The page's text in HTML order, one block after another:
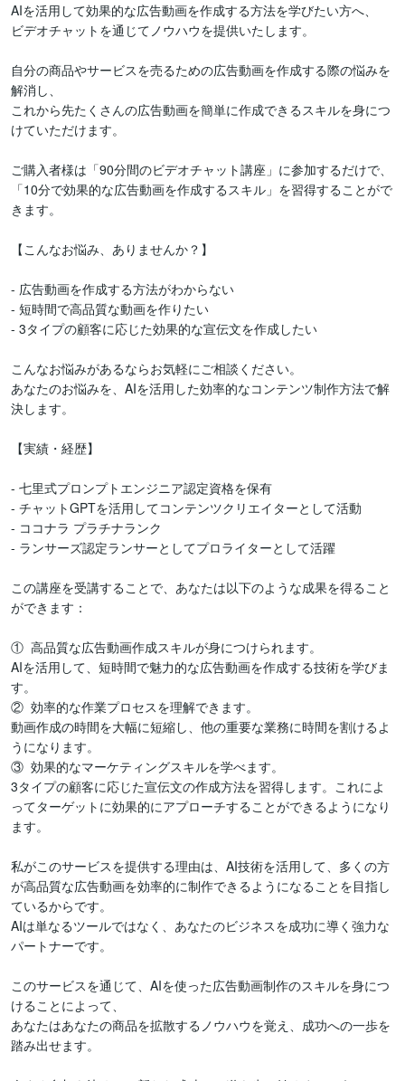
AIを活用して効果的な広告動画を作成する方法を学びたい方へ、
ビデオチャットを通じてノウハウを提供いたします。
自分の商品やサービスを売るための広告動画を作成する際の悩みを
解消し、
これから先たくさんの広告動画を簡単に作成できるスキルを身につ
けていただけます。
ご購入者様は「90分間のビデオチャット講座」に参加するだけで、
「10分で効果的な広告動画を作成するスキル」を習得することがで
きます。
【こんなお悩み、ありませんか？】
- 広告動画を作成する方法がわからない
- 短時間で高品質な動画を作りたい
- 3タイプの顧客に応じた効果的な宣伝文を作成したい
こんなお悩みがあるならお気軽にご相談ください。
あなたのお悩みを、AIを活用した効率的なコンテンツ制作方法で解
決します。
【実績・経歴】
- 七里式プロンプトエンジニア認定資格を保有
- チャットGPTを活用してコンテンツクリエイターとして活動
- ココナラ プラチナランク
- ランサーズ認定ランサーとしてプロライターとして活躍
この講座を受講することで、あなたは以下のような成果を得ること
ができます：
①  高品質な広告動画作成スキルが身につけられます。
AIを活用して、短時間で魅力的な広告動画を作成する技術を学びま
す。
②  効率的な作業プロセスを理解できます。
動画作成の時間を大幅に短縮し、他の重要な業務に時間を割けるよ
うになります。
③  効果的なマーケティングスキルを学べます。
3タイプの顧客に応じた宣伝文の作成方法を習得します。これによ
ってターゲットに効果的にアプローチすることができるようになり
ます。
私がこのサービスを提供する理由は、AI技術を活用して、多くの方
が高品質な広告動画を効率的に制作できるようになることを目指し
ているからです。
AIは単なるツールではなく、あなたのビジネスを成功に導く強力な
パートナーです。
このサービスを通じて、AIを使った広告動画制作のスキルを身につ
けることによって、
あなたはあなたの商品を拡散するノウハウを覚え、成功への一歩を
踏み出せます。